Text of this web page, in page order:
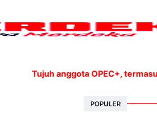
Tujuh anggota OPEC+, termasuk
POPULER